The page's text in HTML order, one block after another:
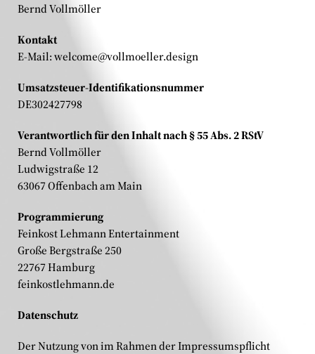
Bernd Vollmöller
Kontakt
E-Mail:welcome@vollmoeller.design
Umsatzsteuer-Identifikationsnummer
DE302427798
Verantwortlich für den Inhalt nach § 55 Abs. 2 RStV
Bernd Vollmöller
Ludwigstraße 12
63067 Offenbach am Main
Programmierung
Feinkost Lehmann Entertainment
Große Bergstraße 250
22767 Hamburg
feinkostlehmann.de
Datenschutz
Der Nutzung von im Rahmen der Impressumspflicht